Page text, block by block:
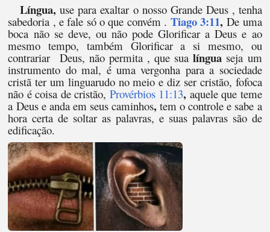
Língua, use para exaltar o nosso Grande Deus , tenha
sabedoria , e fale só o que convém . Tiago 3:11, De uma
boca não se deve, ou não pode Glorificar a Deus e ao
mesmo tempo, também Glorificar a si mesmo, ou
contrariar Deus, não permita , que sualíngua seja um
instrumento do mal, é uma vergonha para a sociedade
cristã ter um linguarudo no meio e diz ser cristão, fofoca
não é coisa de cristão, Provérbios 11:13, aquele que teme
a Deus e anda em seus caminhos,tem o controle e sabe a
hora certa de soltar as palavras, e suas palavras são de
edificação.